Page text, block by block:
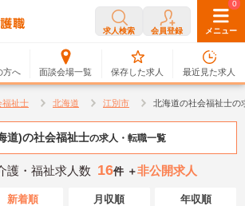
求人検索 会員登録 メニュー
方へ 面談会場一覧
0
保存した求人
0
最近見た求人
福祉士 北海道 江別市 北海道の社会福祉士の
道)の社会福祉士の求人・転職一覧
護・福祉求人数 16件 ＋非公開求人
新着順 月収順 年収順